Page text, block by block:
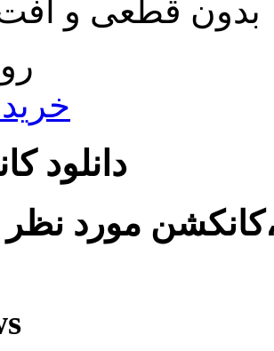
بدون قطعی و
3
دانلود
مورد نظر